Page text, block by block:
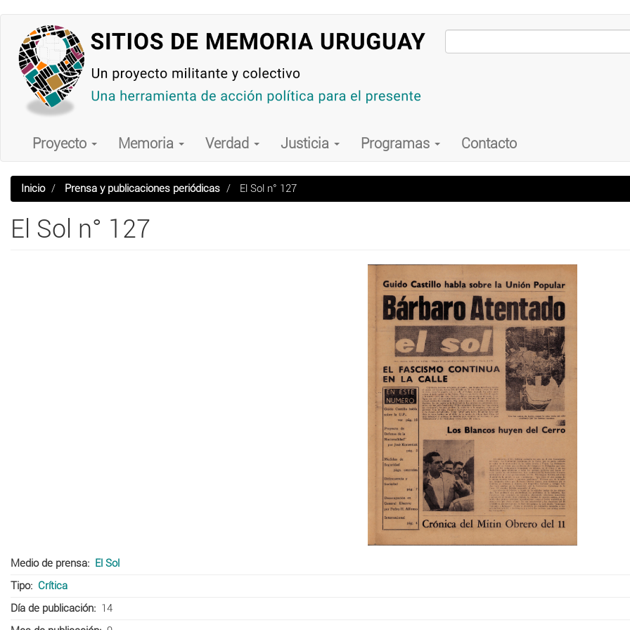
contenido
principal
Main
navigation
Proyecto Memoria Verdad Justicia Programas Contacto
Inicio Prensa y publicaciones periódicas El Sol n° 127
El Sol n° 127
Medio de prensa
El Sol
Tipo
Crítica
Día de publicación
14